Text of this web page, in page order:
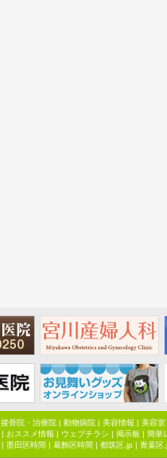
接骨院・治療院| 動物病院| 美容情報 | 美容室
| おススメ情報 | ウェブチラシ | 掲示板 | 簡単
| 墨田区時間 | 葛飾区時間 | 都筑区.jp | 青葉区